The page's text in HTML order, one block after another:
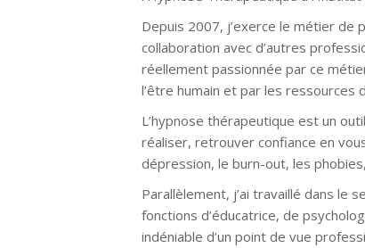
Depuis 2007, j’exerce le métier de
collaboration avec d’autres
réellement passionnée par ce
l’être humain et par les ressources
L’hypnose thérapeutique est un
réaliser, retrouver confiance en
dépression, le burn-out, les
Parallèlement, j’ai travaillé dans le
fonctions d’éducatrice, de
indéniable d’un point de vue